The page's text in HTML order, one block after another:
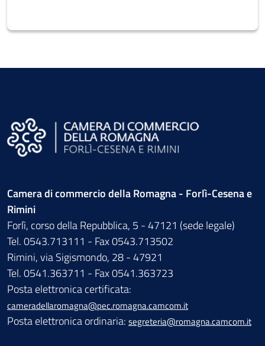
Camera di commercio della Romagna - Forlì-Cesena e
Rimini
Forlì, corso della Repubblica, 5 - 47121 (sede legale)
Tel. 0543.713111 - Fax 0543.713502
Rimini, via Sigismondo, 28 - 47921
Tel. 0541.363711 - Fax 0541.363723
Posta elettronica certificata:
cameradellaromagna@pec.romagna.camcom.it
Posta elettronica ordinaria: segreteria@romagna.camcom.it